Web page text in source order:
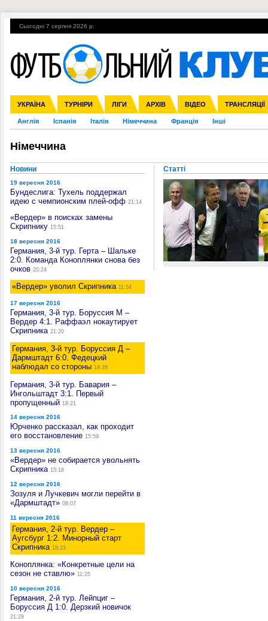
Сьогодні 7 серпня 2026 р.
УКРАЇНА ТУРНІРИ ЛІГИ АРХІВ ВІДЕО ТРАНСЛЯЦІЇ
Збірна Прем'єр-ліга Перша ліга Друга ліга Кубок України
Ліга чемпіонів Ліга Європи Міжнародні Ліга націй Ліга
Англія Іспанія Італія Німеччина Франція Інші
ЧС-2014 ЄВРО-2016 Росія Кубок конфедерацій ЧЄ-2015 (U-
Гарячі теми УПЛ, 1-й тур ВІЙНА УПЛ-ПЕРЕХОДИ
Німеччина
Новини
19 вересня 2016
Бундеслига: Тухель поддержал
идею с чемпионским плей-офф 21:14
«Вердер» в поисках замены
Скрипнику 15:51
18 вересня 2016
Германия, 3-й тур. Герта – Шальке
2:0. Команда Коноплянки снова без
очков 20:24
«Вердер» уволил Скрипника 11:54
17 вересня 2016
Германия, 3-й тур. Боруссия М –
Вердер 4:1. Раффаэл нокаутирует
Скрипника 21:20
Германия, 3-й тур. Боруссия Д –
Дармштадт 6:0. Федецкий
наблюдал со стороны 18:28
Германия, 3-й тур. Бавария –
Ингольштадт 3:1. Первый
пропущенный 18:21
14 вересня 2016
Юрченко рассказал, как проходит
его восстановление 15:59
13 вересня 2016
«Вердер» не собирается увольнять
Скрипника 15:18
12 вересня 2016
Зозуля и Лучкевич могли перейти в
«Дармштадт» 08:07
11 вересня 2016
Германия, 2-й тур. Вердер –
Аугсбург 1:2. Минорный старт
Скрипника 18:23
Коноплянка: «Конкретные цели на
сезон не ставлю» 11:25
10 вересня 2016
Германия, 2-й тур. Лейпциг –
Боруссия Д 1:0. Дерзкий новичок
21:29
Статті